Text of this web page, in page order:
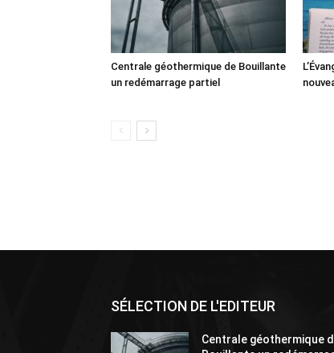
Centrale géothermique de Bouillante
un redémarrage partiel
SÉLECTION DE L'EDITEUR
Centrale géothermique